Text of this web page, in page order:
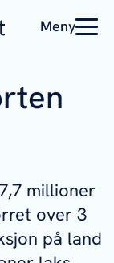
Meny
millioner
over 3
på land